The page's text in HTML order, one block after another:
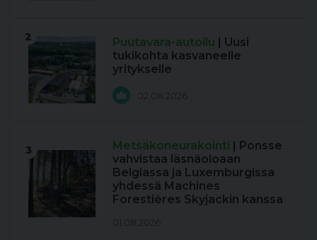
2 Puutavara-autoilu | Uusi
tukikohta kasvaneelle
yritykselle
02.08.2026
3 Metsäkoneurakointi | Ponsse
vahvistaa läsnäoloaan
Belgiassa ja Luxemburgissa
yhdessä Machines
Forestières Skyjackin kanssa
01.08.2026